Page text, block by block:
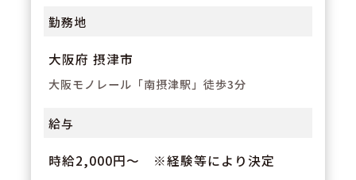
勤務地
大阪府 摂津市
大阪モノレール「南摂津駅」徒歩3分
給与
時給2,000円～ ※経験等により決定